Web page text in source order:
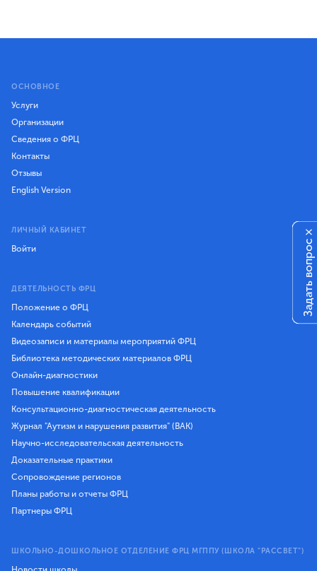
ОСНОВНОЕ
Услуги
Организации
Сведения о ФРЦ
Контакты
Отзывы
English Version
ЛИЧНЫЙ КАБИНЕТ
Войти
ДЕЯТЕЛЬНОСТЬ ФРЦ
Положение о ФРЦ
Календарь событий
Видеозаписи и материалы мероприятий ФРЦ
Библиотека методических материалов ФРЦ
Онлайн-диагностики
Повышение квалификации
Консультационно-диагностическая деятельность
Журнал "Аутизм и нарушения развития" (ВАК)
Научно-исследовательская деятельность
Доказательные практики
Сопровождение регионов
Планы работы и отчеты ФРЦ
Партнеры ФРЦ
ШКОЛЬНО-ДОШКОЛЬНОЕ ОТДЕЛЕНИЕ ФРЦ МГППУ (ШКОЛА "РАССВЕТ")
Задать вопрос
×